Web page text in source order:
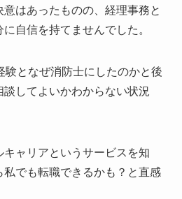
意はあったものの、経理事務と
自信を持てませんでした。
験となぜ消防士にしたのかと後
してよいかわからない状況
ャリアというサービスを知
私でも転職できるかも？と直感